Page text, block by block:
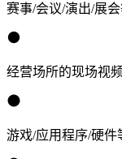
赛事/会议/演出/展
经营场所的现场视
游戏/应用程序/硬件